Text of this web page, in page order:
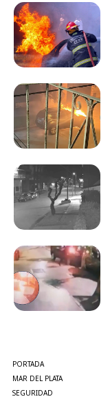
PORTADA
MAR DEL PLATA
SEGURIDAD